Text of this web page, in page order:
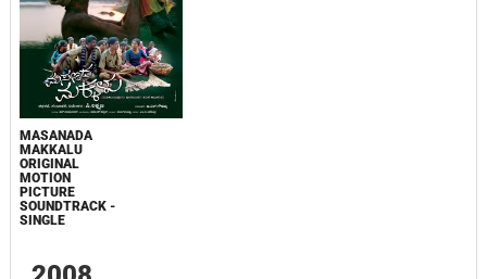
MASANADA
MAKKALU
ORIGINAL
MOTION
PICTURE
SOUNDTRACK -
SINGLE